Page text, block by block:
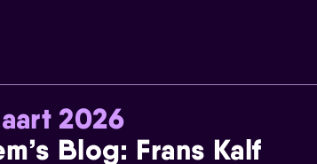
2026
Blog: Frans Kalf